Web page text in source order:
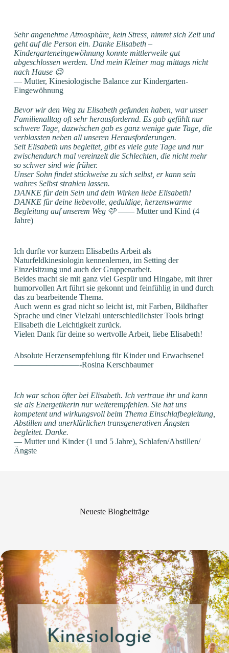
Sehr angenehme Atmosphäre, kein Stress, nimmt sich Zeit und
geht auf die Person ein. Danke Elisabeth –
Kindergarteneingewöhnung konnte mittlerweile gut
abgeschlossen werden. Und mein Kleiner mag mittags nicht
nach Hause 😉
— Mutter, Kinesiologische Balance zur Kindergarten-
Eingewöhnung
Bevor wir den Weg zu Elisabeth gefunden haben, war unser
Familienalltag oft sehr herausfordernd. Es gab gefühlt nur
schwere Tage, dazwischen gab es ganz wenige gute Tage, die
verblassten neben all unseren Herausforderungen.
Seit Elisabeth uns begleitet, gibt es viele gute Tage und nur
zwischendurch mal vereinzelt die Schlechten, die nicht mehr
so schwer sind wie früher.
Unser Sohn findet stückweise zu sich selbst, er kann sein
wahres Selbst strahlen lassen.
DANKE für dein Sein und dein Wirken liebe Elisabeth!
DANKE für deine liebevolle, geduldige, herzenswarme
Begleitung auf unserem Weg 🩷—— Mutter und Kind (4
Jahre)
Ich durfte vor kurzem Elisabeths Arbeit als
Naturfeldkinesiologin kennenlernen, im Setting der
Einzelsitzung und auch der Gruppenarbeit.
Beides macht sie mit ganz viel Gespür und Hingabe, mit ihrer
humorvollen Art führt sie gekonnt und feinfühlig in und durch
das zu bearbeitende Thema.
Auch wenn es grad nicht so leicht ist, mit Farben, Bildhafter
Sprache und einer Vielzahl unterschiedlichster Tools bringt
Elisabeth die Leichtigkeit zurück.
Vielen Dank für deine so wertvolle Arbeit, liebe Elisabeth!
Absolute Herzensempfehlung für Kinder und Erwachsene!
————————-Rosina Kerschbaumer
Ich war schon öfter bei Elisabeth. Ich vertraue ihr und kann
sie als Energetikerin nur weiterempfehlen. Sie hat uns
kompetent und wirkungsvoll beim Thema Einschlafbegleitung,
Abstillen und unerklärlichen transgenerativen Ängsten
begleitet. Danke.
— Mutter und Kinder (1 und 5 Jahre), Schlafen/Abstillen/
Ängste
Neueste Blogbeiträge